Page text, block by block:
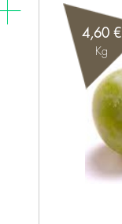
4,60 €
Kg